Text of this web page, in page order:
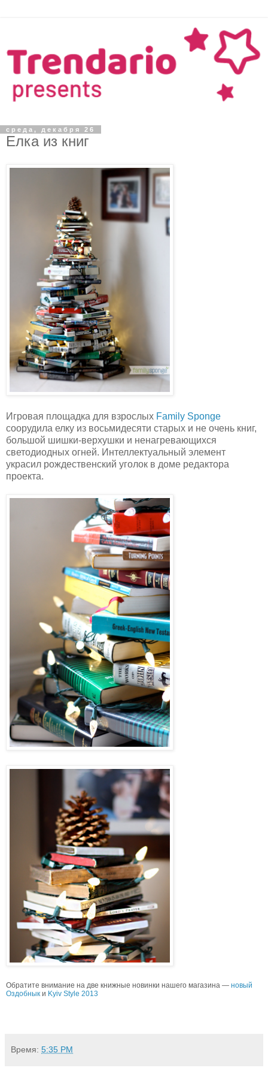
среда, декабря 26
Елка из книг
Игровая площадка для взрослых Family Sponge
соорудила елку из восьмидесяти старых и не очень книг,
большой шишки-верхушки и ненагревающихся
светодиодных огней. Интеллектуальный элемент
украсил рождественский уголок в доме редактора
проекта.
Обратите внимание на две книжные новинки нашего магазина — новый
Оздобнык и Kyiv Style 2013
Время: 5:35 PM